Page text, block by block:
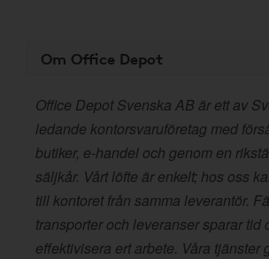
Om Office Depot
Office Depot Svenska AB är ett av
ledande kontorsvaruföretag med
butiker, e-handel och genom en
säljkår. Vårt löfte är enkelt; hos oss
till kontoret från samma leverantör.
transporter och leveranser sparar tid
effektivisera ert arbete. Våra tjänster